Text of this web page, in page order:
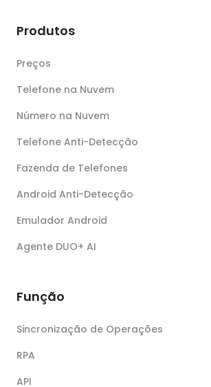
Produtos
Preços
Telefone na Nuvem
Número na Nuvem
Telefone Anti-Detecção
Fazenda de Telefones
Android Anti-Detecção
Emulador Android
Agente DUO+ AI
Função
Sincronização de Operações
RPA
API